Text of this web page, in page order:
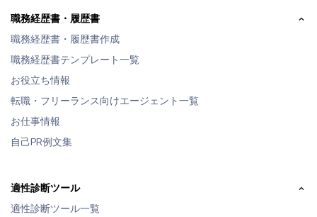
職務経歴書・履歴書
職務経歴書・履歴書作成
職務経歴書テンプレート一覧
お役立ち情報
転職・フリーランス向けエージェント一覧
お仕事情報
自己PR例文集
適性診断ツール
適性診断ツール一覧